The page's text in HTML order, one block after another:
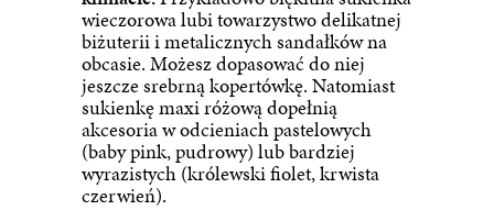
wieczorowa lubi towarzystwo delikatnej
biżuterii i metalicznych sandałków na
obcasie. Możesz dopasować do niej
jeszcze srebrną kopertówkę. Natomiast
sukienkę maxi różową dopełnią
akcesoria w odcieniach pastelowych
(baby pink, pudrowy) lub bardziej
wyrazistych (królewski fiolet, krwista
czerwień).